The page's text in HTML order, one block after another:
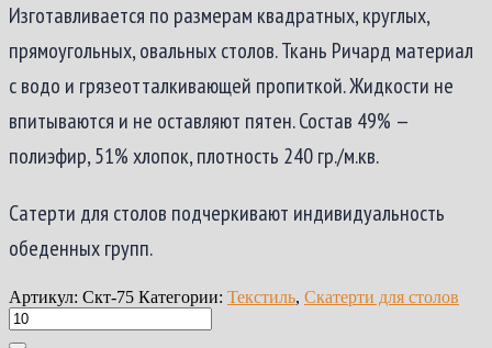
Изготавливается по размерам квадратных, круглых,
прямоугольных, овальных столов. Ткань Ричард материал
с водо и грязеотталкивающей пропиткой. Жидкости не
впитываются и не оставляют пятен. Состав 49% —
полиэфир, 51% хлопок, плотность 240 гр./м.кв.
Сатерти для столов подчеркивают индивидуальность
обеденных групп.
Артикул: Скт-75 Категории: Текстиль, Скатерти для столов